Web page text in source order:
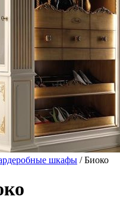
шкафы / Биоко